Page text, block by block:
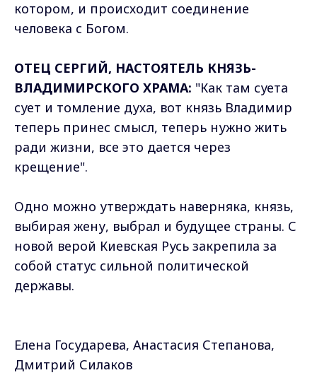
котором, и происходит соединение
человека с Богом.
ОТЕЦ СЕРГИЙ, НАСТОЯТЕЛЬ КНЯЗЬ-
ВЛАДИМИРСКОГО ХРАМА: "Как там суета
сует и томление духа, вот князь Владимир
теперь принес смысл, теперь нужно жить
ради жизни, все это дается через
крещение".
Одно можно утверждать наверняка, князь,
выбирая жену, выбрал и будущее страны. С
новой верой Киевская Русь закрепила за
собой статус сильной политической
державы.
Елена Государева, Анастасия Степанова,
Дмитрий Силаков